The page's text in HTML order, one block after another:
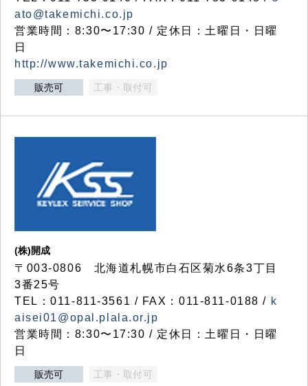
ato@takemichi.co.jp
営業時間：8:30〜17:30 / 定休日：土曜日・日曜
日
http://www.takemichi.co.jp
販売可 工事・取付可
(株)開成
〒003-0806 北海道札幌市白石区菊水6条3丁目
3番25号
TEL：011-811-3561 / FAX：011-811-0188 / k
aisei01@opal.plala.or.jp
営業時間：8:30〜17:30 / 定休日：土曜日・日曜
日
販売可 工事・取付可